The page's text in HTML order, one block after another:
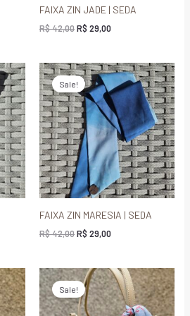
FAIXA ZIN JADE | SEDA
R$42,00R$ 29,00
Sale!
FAIXA ZIN MARESIA | SEDA
R$42,00
O
preço
original
era:
R$ 42,00.
R$ 29,00
O
preço
atual
é:
R$ 29,00.
Sale!
O
preço
original
era:
O
preço
atual
é: